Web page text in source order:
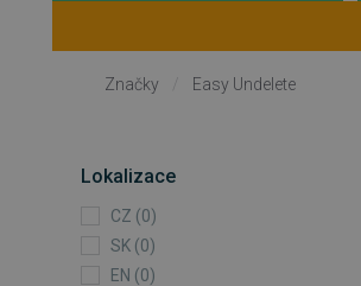
Značky Easy Undelete
Lokalizace
CZ (0)
SK (0)
EN (0)